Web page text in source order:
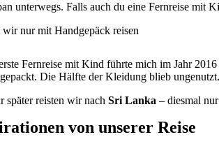
unterwegs. Falls auch du eine Fernreise mit
wir nur mit Handgepäck reisen
Fernreise mit Kind führte mich im Jahr 2016
Die Hälfte der Kleidung blieb
später reisten wir nach Sri Lanka – diesmal
von unserer Reise